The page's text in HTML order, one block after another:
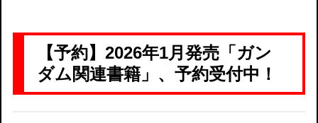
【予約】2026年1月発売「ガン
ダム関連書籍」、予約受付中！